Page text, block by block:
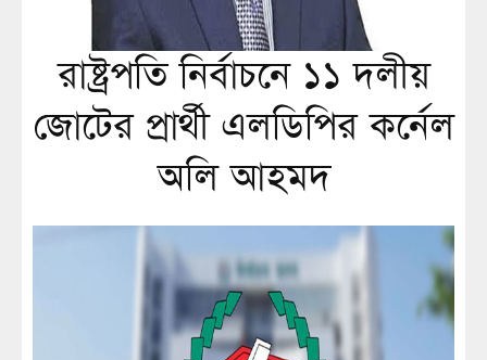
রাষ্ট্রপতি নির্বাচনে ১১ দলীয়
জোটের প্রার্থী এলডিপির কর্নেল
অলি আহমদ